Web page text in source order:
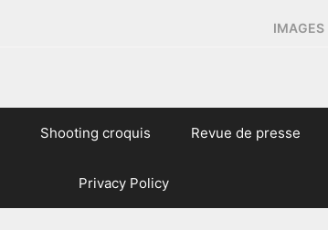
IMAGES
Shooting croquis Revue de presse
Privacy Policy